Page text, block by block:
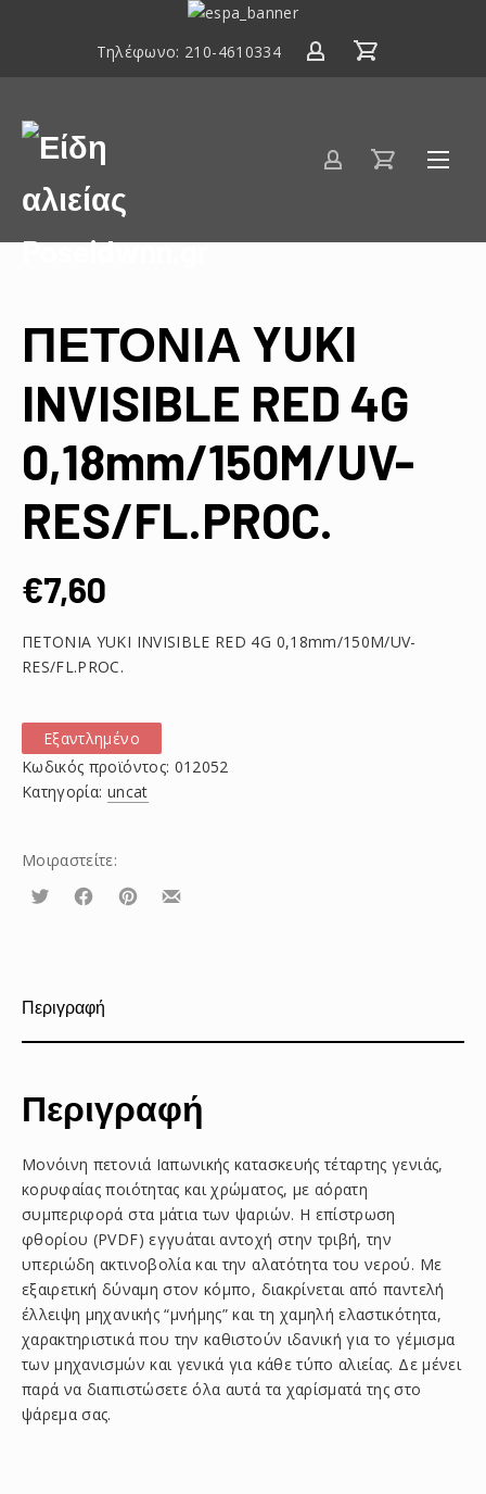
ΕΣΠΑ
2020
Τηλέφωνο: 210-4610334
Είδη
αλιείας
Poseidwnn.gr
ΠΕΤΟΝΙΑ YUKI
INVISIBLE RED 4G
0,18mm/150M/UV-
RES/FL.PROC.
€7,60
ΠΕΤΟΝΙΑ YUKI INVISIBLE RED 4G 0,18mm/150M/UV-
RES/FL.PROC.
Εξαντλημένο
Κωδικός προϊόντος: 012052
Κατηγορία: uncat
Μοιραστείτε:
Τουίτα ΜοιραστείτεΜοιραστείτεΜοιραστείτε
Περιγραφή
Περιγραφή
Μονόινη πετονιά Ιαπωνικής κατασκευής τέταρτης γενιάς,
κορυφαίας ποιότητας και χρώματος, με αόρατη
συμπεριφορά στα μάτια των ψαριών. Η επίστρωση
φθορίου (PVDF) εγγυάται αντοχή στην τριβή, την
υπεριώδη ακτινοβολία και την αλατότητα του νερού. Με
εξαιρετική δύναμη στον κόμπο, διακρίνεται από παντελή
έλλειψη μηχανικής “μνήμης” και τη χαμηλή ελαστικότητα,
χαρακτηριστικά που την καθιστούν ιδανική για το γέμισμα
των μηχανισμών και γενικά για κάθε τύπο αλιείας. Δε μένει
παρά να διαπιστώσετε όλα αυτά τα χαρίσματά της στο
ψάρεμα σας.